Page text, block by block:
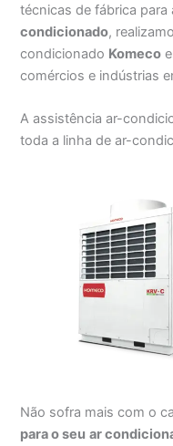
técnicas de fábrica
condicionado,
condicionado Komeco
comércios e indústrias
A assistência ar-
toda a linha de ar-
Não sofra mais com o
para o seu ar